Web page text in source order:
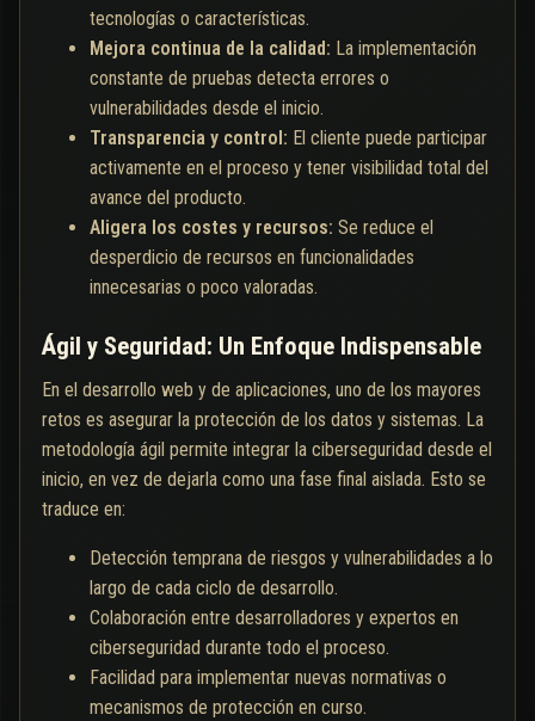
tecnologías o características.
Mejora continua de la calidad: La implementación
constante de pruebas detecta errores o
vulnerabilidades desde el inicio.
Transparencia y control: El cliente puede participar
activamente en el proceso y tener visibilidad total del
avance del producto.
Aligera los costes y recursos: Se reduce el
desperdicio de recursos en funcionalidades
innecesarias o poco valoradas.
Ágil y Seguridad: Un Enfoque Indispensable
En el desarrollo web y de aplicaciones, uno de los mayores
retos es asegurar la protección de los datos y sistemas. La
metodología ágil permite integrar la ciberseguridad desde el
inicio, en vez de dejarla como una fase final aislada. Esto se
traduce en:
Detección temprana de riesgos y vulnerabilidades a lo
largo de cada ciclo de desarrollo.
Colaboración entre desarrolladores y expertos en
ciberseguridad durante todo el proceso.
Facilidad para implementar nuevas normativas o
mecanismos de protección en curso.